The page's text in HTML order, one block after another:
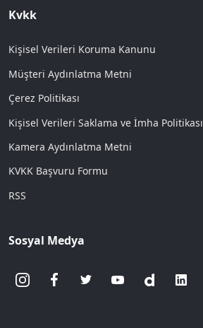
Kvkk
Kişisel Verileri Koruma Kanunu
Müşteri Aydınlatma Metni
Çerez Politikası
Kişisel Verileri Saklama ve İmha Politikası
Kamera Aydınlatma Metni
KVKK Başvuru Formu
RSS
Sosyal Medya